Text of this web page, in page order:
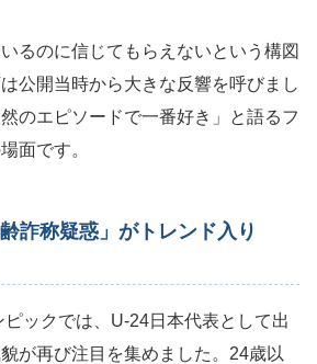
るのに信じてもらえないという構図
公開当時から大きな反響を呼びまし
のエピソードで一番好き」と語るフ
面です。
詐称疑惑」がトレンド入り
ックでは、U-24日本代表として出
が再び注目を集めました。24歳以